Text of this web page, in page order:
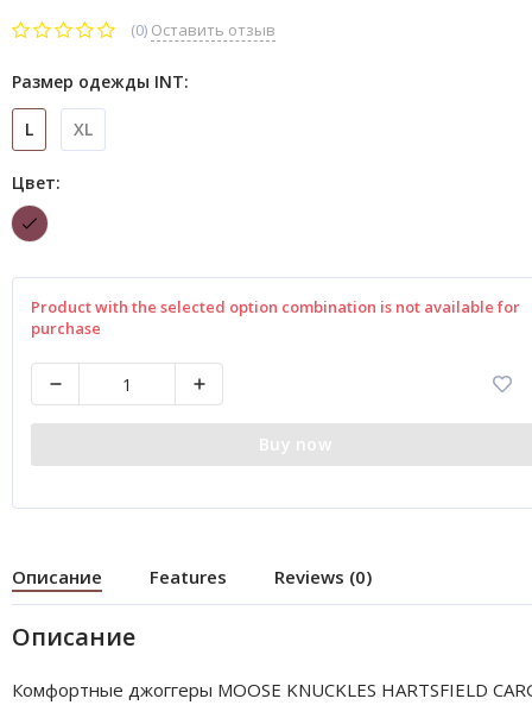
(0) Оставить отзыв
Размер одежды INT:
L XL
Цвет:
Product with the selected option combination is not available for
purchase
Buy now
Описание Features Reviews (0)
Описание
Комфортные джоггеры MOOSE KNUCKLES HARTSFIELD